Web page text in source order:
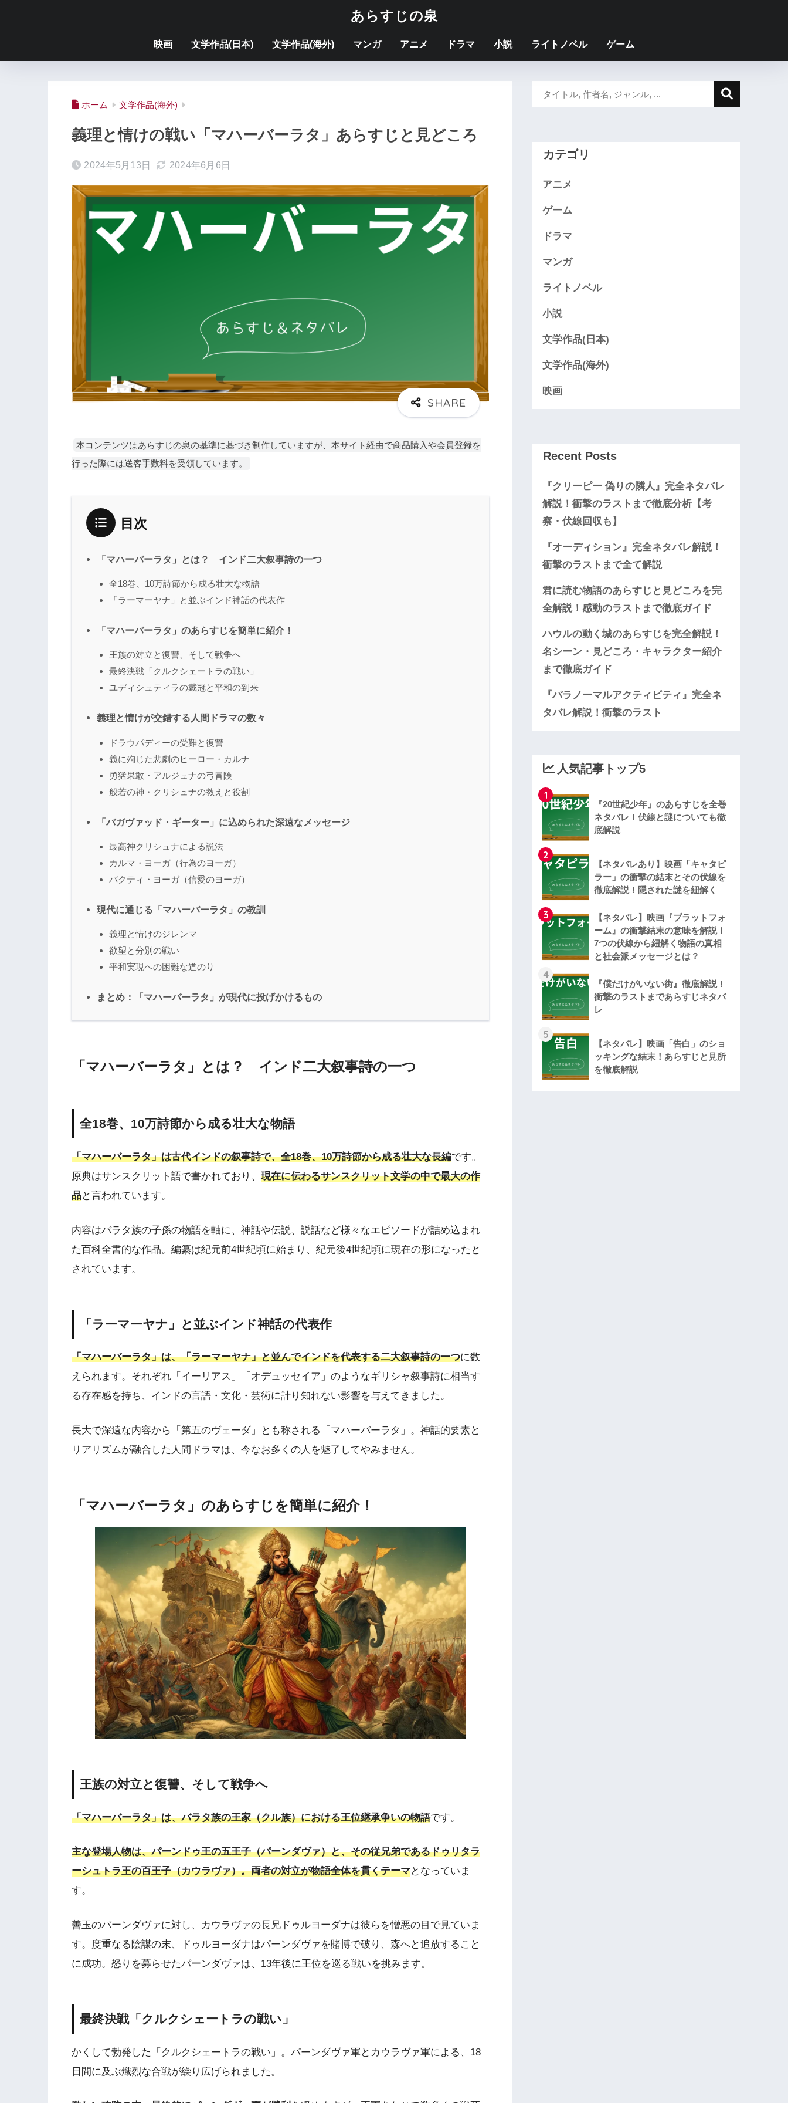
あらすじの泉
映画 文学作品(日本) 文学作品(海外) マンガ アニメ ドラマ 小説 ライトノベル ゲーム
ホーム 文学作品(海外)
義理と情けの戦い「マハーバーラタ」あらすじと見どころ
2024年5月13日 2024年6月6日
本コンテンツはあらすじの泉の基準に基づき制作していますが、本サイト経由で商品購入や会員登録を
行った際には送客手数料を受領しています。
目次
「マハーバーラタ」とは？ インド二大叙事詩の一つ
全18巻、10万詩節から成る壮大な物語
「ラーマーヤナ」と並ぶインド神話の代表作
「マハーバーラタ」のあらすじを簡単に紹介！
王族の対立と復讐、そして戦争へ
最終決戦「クルクシェートラの戦い」
ユディシュティラの戴冠と平和の到来
義理と情けが交錯する人間ドラマの数々
ドラウパディーの受難と復讐
義に殉じた悲劇のヒーロー・カルナ
勇猛果敢・アルジュナの弓冒険
般若の神・クリシュナの教えと役割
「バガヴァッド・ギーター」に込められた深遠なメッセージ
最高神クリシュナによる説法
カルマ・ヨーガ（行為のヨーガ）
バクティ・ヨーガ（信愛のヨーガ）
現代に通じる「マハーバーラタ」の教訓
義理と情けのジレンマ
欲望と分別の戦い
平和実現への困難な道のり
まとめ：「マハーバーラタ」が現代に投げかけるもの
「マハーバーラタ」とは？ インド二大叙事詩の一つ
全18巻、10万詩節から成る壮大な物語
「マハーバーラタ」は古代インドの叙事詩で、全18巻、10万詩節から成る壮大な長編です。
原典はサンスクリット語で書かれており、 現在に伝わるサンスクリット文学の中で最大の作
品と言われています。
内容はバラタ族の子孫の物語を軸に、神話や伝説、説話など様々なエピソードが詰め込まれ
た百科全書的な作品。編纂は紀元前4世紀頃に始まり、紀元後4世紀頃に現在の形になったと
されています。
「ラーマーヤナ」と並ぶインド神話の代表作
「マハーバーラタ」は、「ラーマーヤナ」と並んでインドを代表する二大叙事詩の一つに数
えられます。それぞれ「イーリアス」「オデュッセイア」のようなギリシャ叙事詩に相当す
る存在感を持ち、インドの言語・文化・芸術に計り知れない影響を与えてきました。
長大で深遠な内容から「第五のヴェーダ」とも称される「マハーバーラタ」。神話的要素と
リアリズムが融合した人間ドラマは、今なお多くの人を魅了してやみません。
「マハーバーラタ」のあらすじを簡単に紹介！
王族の対立と復讐、そして戦争へ
「マハーバーラタ」は、バラタ族の王家（クル族）における王位継承争いの物語です。
主な登場人物は、パーンドゥ王の五王子（パーンダヴァ）と、その従兄弟であるドゥリタラ
ーシュトラ王の百王子（カウラヴァ）。両者の対立が物語全体を貫くテーマとなっていま
す。
善玉のパーンダヴァに対し、カウラヴァの長兄ドゥルヨーダナは彼らを憎悪の目で見ていま
す。度重なる陰謀の末、ドゥルヨーダナはパーンダヴァを賭博で破り、森へと追放すること
に成功。怒りを募らせたパーンダヴァは、13年後に王位を巡る戦いを挑みます。
最終決戦「クルクシェートラの戦い」
かくして勃発した「クルクシェートラの戦い」。パーンダヴァ軍とカウラヴァ軍による、18
日間に及ぶ熾烈な合戦が繰り広げられました。
カテゴリ
アニメ
ゲーム
ドラマ
マンガ
ライトノベル
小説
文学作品(日本)
文学作品(海外)
映画
Recent Posts
『クリーピー 偽りの隣人』完全ネタバレ
解説！衝撃のラストまで徹底分析【考
察・伏線回収も】
『オーディション』完全ネタバレ解説！
衝撃のラストまで全て解説
君に読む物語のあらすじと見どころを完
全解説！感動のラストまで徹底ガイド
ハウルの動く城のあらすじを完全解説！
名シーン・見どころ・キャラクター紹介
まで徹底ガイド
『パラノーマルアクティビティ』完全ネ
タバレ解説！衝撃のラスト
人気記事トップ5
1
『20世紀少年』のあらすじを全巻
ネタバレ！伏線と謎についても徹
底解説
2
【ネタバレあり】映画「キャタピ
ラー」の衝撃の結末とその伏線を
徹底解説！隠された謎を紐解く
3
【ネタバレ】映画『プラットフォ
ーム』の衝撃結末の意味を解説！
7つの伏線から紐解く物語の真相
と社会派メッセージとは？
4
『僕だけがいない街』徹底解説！
衝撃のラストまであらすじネタバ
レ
5
【ネタバレ】映画「告白」のショ
ッキングな結末！あらすじと見所
を徹底解説